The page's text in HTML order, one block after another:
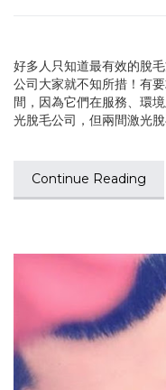
好多人只知道最有效的脫
公司大家就不知所措！有
間，因為它們在服務、環
光脫毛公司，但兩間激光
Continue Reading